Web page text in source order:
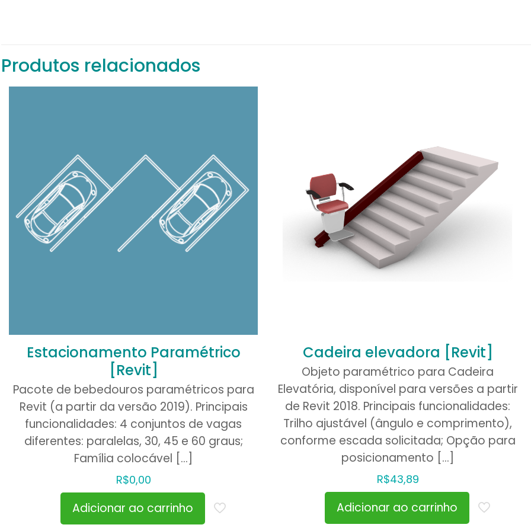
Produtos relacionados
Estacionamento Paramétrico
[Revit]
Pacote de bebedouros paramétricos para
Revit (a partir da versão 2019). Principais
funcionalidades: 4 conjuntos de vagas
diferentes: paralelas, 30, 45 e 60 graus;
Família colocável […]
R$0,00
Adicionar ao carrinho
Cadeira elevadora [Revit]
Objeto paramétrico para Cadeira
Elevatória, disponível para versões a partir
de Revit 2018. Principais funcionalidades:
Trilho ajustável (ângulo e comprimento),
conforme escada solicitada; Opção para
posicionamento […]
R$43,89
Adicionar ao carrinho